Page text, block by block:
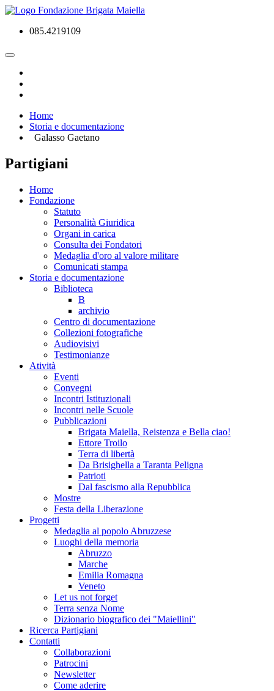
085.4219109
Home
Storia e documentazione
Galasso Gaetano
Partigiani
Home
Fondazione
Statuto
Personalità Giuridica
Organi in carica
Consulta dei Fondatori
Medaglia d'oro al valore militare
Comunicati stampa
Storia e documentazione
Biblioteca
B
archivio
Centro di documentazione
Collezioni fotografiche
Audiovisivi
Testimonianze
Atività
Eventi
Convegni
Incontri Istituzionali
Incontri nelle Scuole
Pubblicazioni
Brigata Maiella, Reistenza e Bella ciao!
Ettore Troilo
Terra di libertà
Da Brisighella a Taranta Peligna
Patrioti
Dal fascismo alla Repubblica
Mostre
Festa della Liberazione
Progetti
Medaglia al popolo Abruzzese
Luoghi della memoria
Abruzzo
Marche
Emilia Romagna
Veneto
Let us not forget
Terra senza Nome
Dizionario biografico dei "Maiellini"
Ricerca Partigiani
Contatti
Collaborazioni
Patrocini
Newsletter
Come aderire